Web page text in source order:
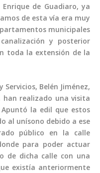
de Guadiaro, ya
de esta vía era muy
municipales
y posterior
toda la extensión de la
Belén Jiménez,
han realizado una visita
la edil que estos
al unísono debido a ese
público en la calle
para poder actuar
de dicha calle con una
existía anteriormente